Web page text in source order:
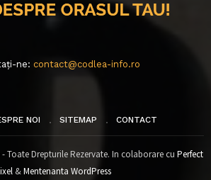
ne: contact@codlea-info.ro
NOI SITEMAP CONTACT
Toate Drepturile Rezervate. In colaborare cu Perfect
&Mentenanta WordPress